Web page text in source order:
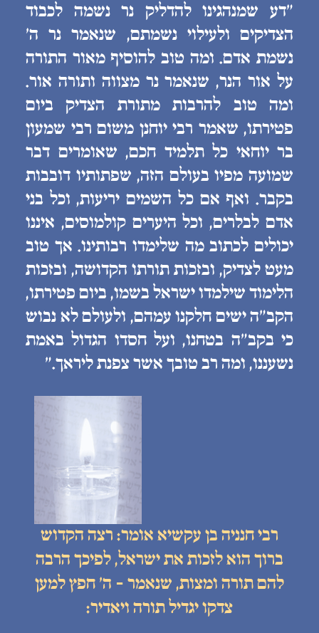
״דע שמנהגינו להדליק נר נשמה לכבוד
הצדיקים ולעילוי נשמתם, שנאמר נר ה׳
נשמת אדם. ומה טוב להוסיף מאור התורה
על אור הנר, שנאמר נר מצווה ותורה אור.
ומה טוב להרבות מתורת הצדיק ביום
פטירתו, שאמר רבי יוחנן משום רבי שמעון
בר יוחאי כל תלמיד חכם, שאומרים דבר
שמועה מפיו בעולם הזה, שפתותיו דובבות
בקבר. ואף אם כל השמים יריעות, וכל בני
אדם לבלרים, וכל היערים קולמוסים, איננו
יכולים לכתוב מה שלימדו רבותינו. אך טוב
מעט לצדיק, ובזכות תורתו הקדושה, ובזכות
הלימוד שילמדו ישראל בשמו, ביום פטירתו,
הקב״ה ישים חלקנו עמהם, ולעולם לא נבוש
כי בקב״ה בטחנו, ועל חסדו הגדול באמת
נשעננו, ומה רב טובך אשר צפנת ליראך.״
רבי חנניה בן עקשיא אומר: רצה הקדוש
ברוך הוא לזכות את ישראל, לפיכך הרבה
להם תורה ומצות, שנאמר - ה׳ חפץ למען
צדקו יגדיל תורה ויאדיר: